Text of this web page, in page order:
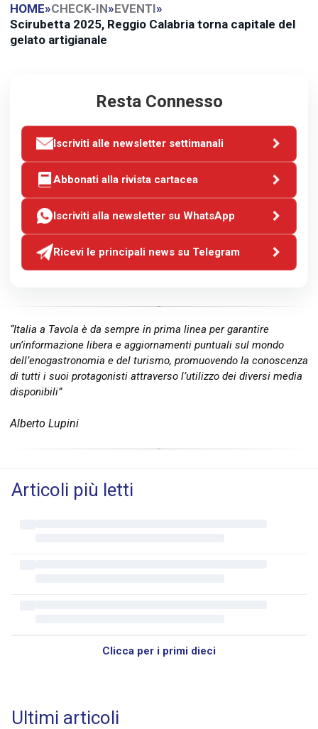
HOME»CHECK-IN»EVENTI»
Scirubetta 2025, Reggio Calabria torna capitale del
gelato artigianale
Resta Connesso
Iscriviti alle newsletter settimanali
Abbonati alla rivista cartacea
Iscriviti alla newsletter su WhatsApp
Ricevi le principali news su Telegram
“Italia a Tavola è da sempre in prima linea per garantire
un’informazione libera e aggiornamenti puntuali sul mondo
dell’enogastronomia e del turismo, promuovendo la conoscenza
di tutti i suoi protagonisti attraverso l’utilizzo dei diversi media
disponibili”
Alberto Lupini
Articoli più letti
Clicca per i primi dieci
Ultimi articoli